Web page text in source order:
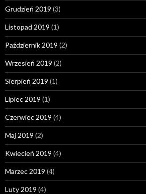
Grudzień 2019 (3)
Listopad 2019 (1)
Październik 2019 (2)
Wrzesień 2019 (2)
Sierpień 2019 (1)
Lipiec 2019 (1)
Czerwiec 2019 (4)
Maj 2019 (2)
Kwiecień 2019 (4)
Marzec 2019 (4)
Luty 2019 (4)